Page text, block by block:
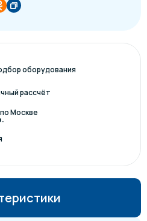
оборудования
рассчёт
Москве